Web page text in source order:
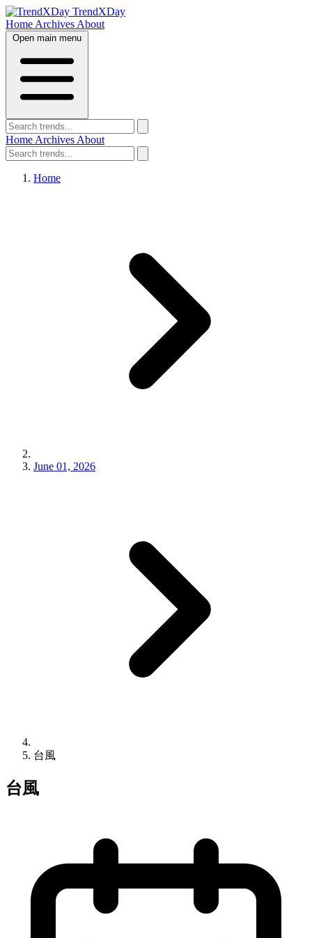
TrendXDay
Home Archives About
Open main menu
Home Archives About
Home
June 01, 2026
台風
台風